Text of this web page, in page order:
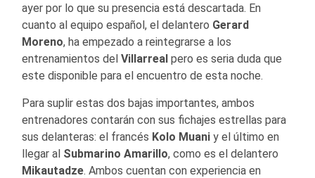
ayer por lo que su presencia está descartada. En
cuanto al equipo español, el delantero Gerard
Moreno, ha empezado a reintegrarse a los
entrenamientos del Villarreal pero es seria duda que
este disponible para el encuentro de esta noche.
Para suplir estas dos bajas importantes, ambos
entrenadores contarán con sus fichajes estrellas para
sus delanteras: el francés Kolo Muani y el último en
llegar al Submarino Amarillo, como es el delantero
Mikautadze. Ambos cuentan con experiencia en